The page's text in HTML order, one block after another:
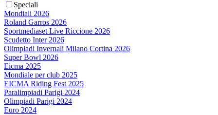
Speciali
Mondiali 2026
Roland Garros 2026
Sportmediaset Live Riccione 2026
Scudetto Inter 2026
Olimpiadi Invernali Milano Cortina 2026
Super Bowl 2026
Eicma 2025
Mondiale per club 2025
EICMA Riding Fest 2025
Paralimpiadi Parigi 2024
Olimpiadi Parigi 2024
Euro 2024